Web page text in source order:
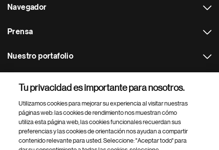
Navegador
Prensa
Nuestro portafolio
Footer Site Search
Tu privacidad es importante para nosotros.
Utilizamos cookies para mejorar su experiencia al visitar nuestras
páginas web: las cookies de rendimiento nos muestran cómo
utiliza esta página web, las cookies funcionales recuerdan sus
preferencias y las cookies de orientación nos ayudan a compartir
contenido relevante para usted. Seleccione: "Aceptar todo" para